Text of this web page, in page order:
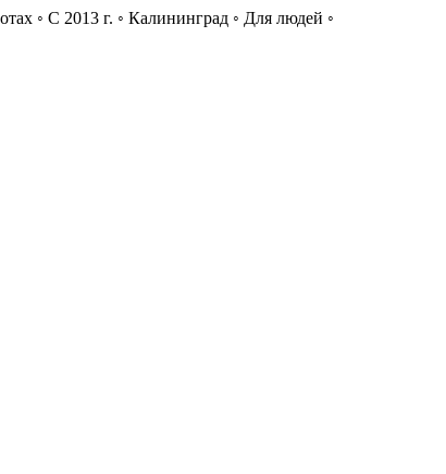
◦ С 2013 г. ◦ Калининград ◦ Для людей ◦